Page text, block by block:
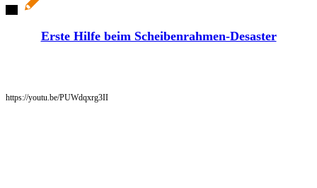
Erste Hilfe beim Scheibenrahmen-Desaster
https://youtu.be/PUWdqxrg3II